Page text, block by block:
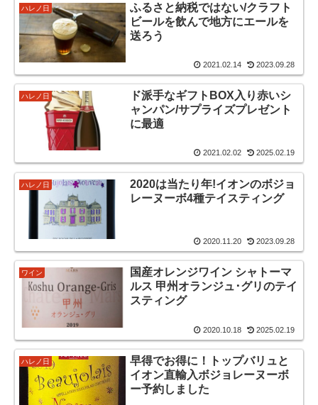
ハレノ日
ふるさと納税ではない/クラフト
ビールを飲んで地方にエールを
送ろう
2021.02.14 2023.09.28
ハレノ日
ド派手なギフトBOX入り赤いシ
ャンパン/サプライズプレゼント
に最適
2021.02.02 2025.02.19
ハレノ日
2020は当たり年!イオンのボジョ
レーヌーボ4種テイスティング
2020.11.20 2023.09.28
ワイン
国産オレンジワイン シャトーマ
ルス 甲州オランジュ･グリのテイ
スティング
2020.10.18 2025.02.19
ハレノ日
早得でお得に！トップバリュと
イオン直輸入ボジョレーヌーボ
ー予約しました